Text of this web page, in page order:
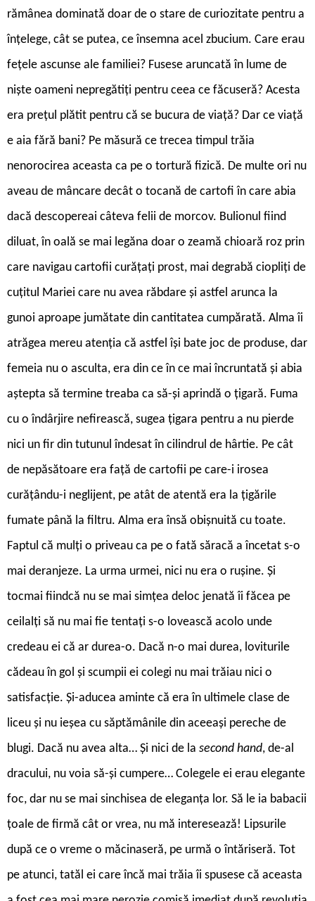
rămânea dominată doar de o stare de curiozitate pentru a
înțelege, cât se putea, ce însemna acel zbucium. Care erau
fețele ascunse ale familiei? Fusese aruncată în lume de
niște oameni nepregătiți pentru ceea ce făcuseră? Acesta
era prețul plătit pentru că se bucura de viață? Dar ce viață
e aia fără bani? Pe măsură ce trecea timpul trăia
nenorocirea aceasta ca pe o tortură fizică. De multe ori nu
aveau de mâncare decât o tocană de cartofi în care abia
dacă descopereai câteva felii de morcov. Bulionul fiind
diluat, în oală se mai legăna doar o zeamă chioară roz prin
care navigau cartofii curățați prost, mai degrabă ciopliți de
cuțitul Mariei care nu avea răbdare și astfel arunca la
gunoi aproape jumătate din cantitatea cumpărată. Alma îi
atrăgea mereu atenția că astfel își bate joc de produse, dar
femeia nu o asculta, era din ce în ce mai încruntată și abia
aștepta să termine treaba ca să-și aprindă o țigară. Fuma
cu o îndârjire nefirească, sugea țigara pentru a nu pierde
nici un fir din tutunul îndesat în cilindrul de hârtie. Pe cât
de nepăsătoare era față de cartofii pe care-i irosea
curățându-i neglijent, pe atât de atentă era la țigările
fumate până la filtru. Alma era însă obișnuită cu toate.
Faptul că mulți o priveau ca pe o fată săracă a încetat s-o
mai deranjeze. La urma urmei, nici nu era o rușine. Și
tocmai fiindcă nu se mai simțea deloc jenată îi făcea pe
ceilalți să nu mai fie tentați s-o lovească acolo unde
credeau ei că ar durea-o. Dacă n-o mai durea, loviturile
cădeau în gol și scumpii ei colegi nu mai trăiau nici o
satisfacție. Și-aducea aminte că era în ultimele clase de
liceu și nu ieșea cu săptămânile din aceeași pereche de
blugi. Dacă nu avea alta… Și nici de la second hand, de-al
dracului, nu voia să-și cumpere… Colegele ei erau elegante
foc, dar nu se mai sinchisea de eleganța lor. Să le ia babacii
țoale de firmă cât or vrea, nu mă interesează! Lipsurile
după ce o vreme o măcinaseră, pe urmă o întăriseră. Tot
pe atunci, tatăl ei care încă mai trăia îi spusese că aceasta